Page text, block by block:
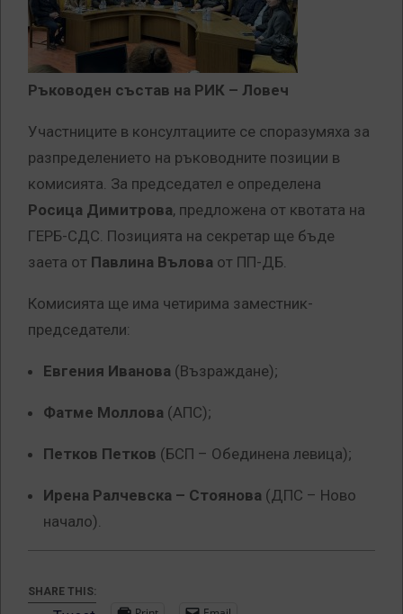
Ръководен състав на РИК – Ловеч
Участниците в консултациите се споразумяха за
разпределението на ръководните позиции в
комисията. За председател е определена
Росица Димитрова, предложена от квотата на
ГЕРБ-СДС. Позицията на секретар ще бъде
заета от Павлина Вълова от ПП-ДБ.
Комисията ще има четирима заместник-
председатели:
Евгения Иванова (Възраждане);
Фатме Моллова (АПС);
Петков Петков (БСП – Обединена левица);
Ирена Ралчевска – Стоянова (ДПС – Ново
начало).
SHARE THIS: